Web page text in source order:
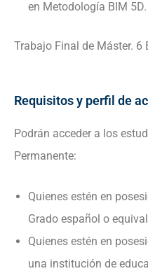
en Metodología BIM 5D.
Trabajo Final de Máster. 6
Requisitos y perfil de
Podrán acceder a los
Permanente:
Quienes estén en
Grado español o
Quienes estén en
una institución de